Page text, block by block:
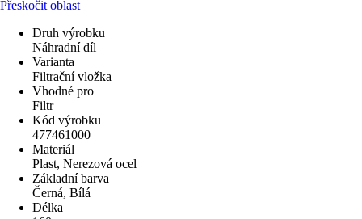
Přeskočit oblast
Druh výrobku
Náhradní díl
Varianta
Filtrační vložka
Vhodné pro
Filtr
Kód výrobku
477461000
Materiál
Plast, Nerezová ocel
Základní barva
Černá, Bílá
Délka